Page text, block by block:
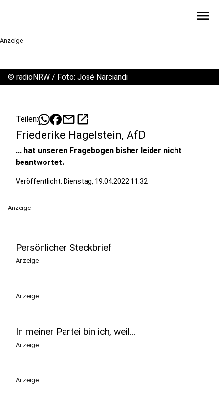
menu
Anzeige
© radioNRW / Foto: José Narciandi
Teilen: mailopen_in_new
Friederike Hagelstein, AfD
... hat unseren Fragebogen bisher leider nicht
beantwortet.
Veröffentlicht: Dienstag, 19.04.2022 11:32
Anzeige
Persönlicher Steckbrief
Anzeige
Anzeige
In meiner Partei bin ich, weil…
Anzeige
Anzeige